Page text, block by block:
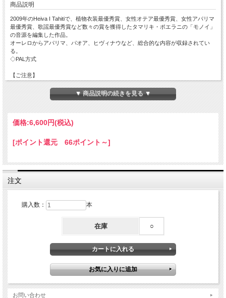
商品説明
2009年のHeiva I Tahitiで、植物衣装最優秀賞、女性オテア最優秀賞、女性アパリマ
最優秀賞、歌謡最優秀賞など数々の賞を獲得したタマリキ・ポエラニの「モノイ」
の音源を編集した作品。
オーレロからアパリマ、パオア、ヒヴィナウなど、総合的な内容が収録されてい
る。
◇PAL方式
【ご注意】
こちらのDVDは日本と異なるシステムで収録されているため、日本で市販されてい
るDVDプレイヤーでの再生ができません。
パソコン内蔵のDVDソフトでの再生が可能です。予めご了承の上お買い求めくださ
い。
▼ 商品説明の続きを見る ▼
価格:6,600円(税込)
[ポイント還元 66ポイント～]
注文
購入数： 本
在庫 ○
お問い合わせ